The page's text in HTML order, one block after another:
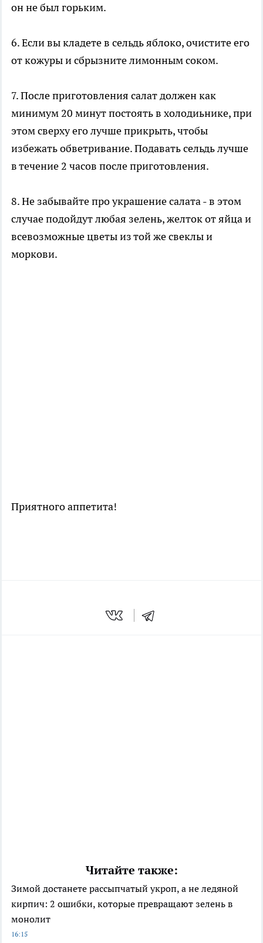
он не был горьким.
6. Если вы кладете в сельдь яблоко, очистите его
от кожуры и сбрызните лимонным соком.
7. После приготовления салат должен как
минимум 20 минут постоять в холодиьнике, при
этом сверху его лучше прикрыть, чтобы
избежать обветривание. Подавать сельдь лучше
в течение 2 часов после приготовления.
8. Не забывайте про украшение салата - в этом
случае подойдут любая зелень, желток от яйца и
всевозможные цветы из той же свеклы и
моркови.
Приятного аппетита!
Читайте также:
Зимой достанете рассыпчатый укроп, а не ледяной
кирпич: 2 ошибки, которые превращают зелень в
монолит
16:15